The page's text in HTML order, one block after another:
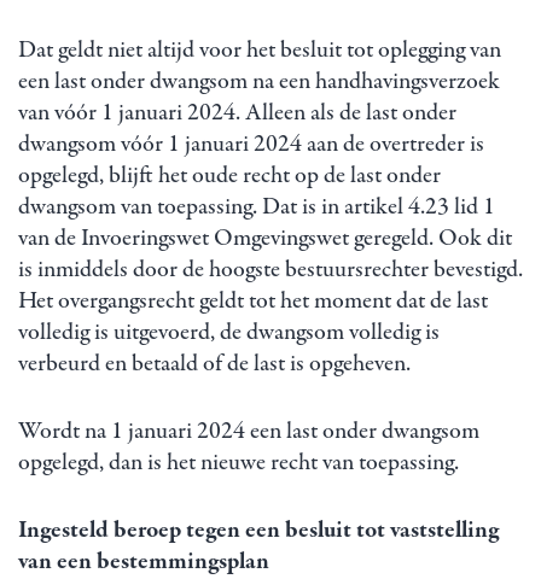
Dat geldt niet altijd voor het besluit tot oplegging van
een last onder dwangsom na een handhavingsverzoek
van vóór 1 januari 2024. Alleen als de last onder
dwangsom vóór 1 januari 2024 aan de overtreder is
opgelegd, blijft het oude recht op de last onder
dwangsom van toepassing. Dat is in artikel 4.23 lid 1
van de Invoeringswet Omgevingswet geregeld. Ook dit
is inmiddels door de hoogste bestuursrechter bevestigd.
Het overgangsrecht geldt tot het moment dat de last
volledig is uitgevoerd, de dwangsom volledig is
verbeurd en betaald of de last is opgeheven.
Wordt na 1 januari 2024 een last onder dwangsom
opgelegd, dan is het nieuwe recht van toepassing.
Ingesteld beroep tegen een besluit tot vaststelling
van een bestemmingsplan